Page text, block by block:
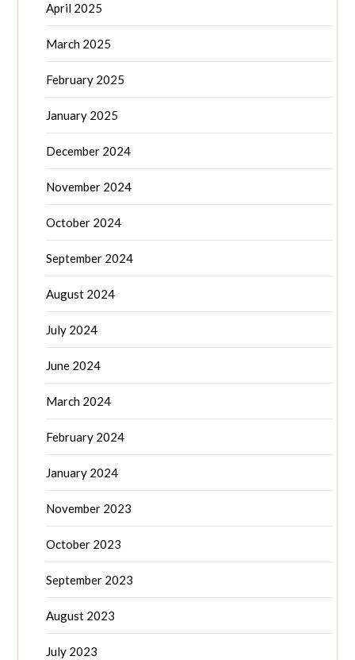
April 2025
March 2025
February 2025
January 2025
December 2024
November 2024
October 2024
September 2024
August 2024
July 2024
June 2024
March 2024
February 2024
January 2024
November 2023
October 2023
September 2023
August 2023
July 2023